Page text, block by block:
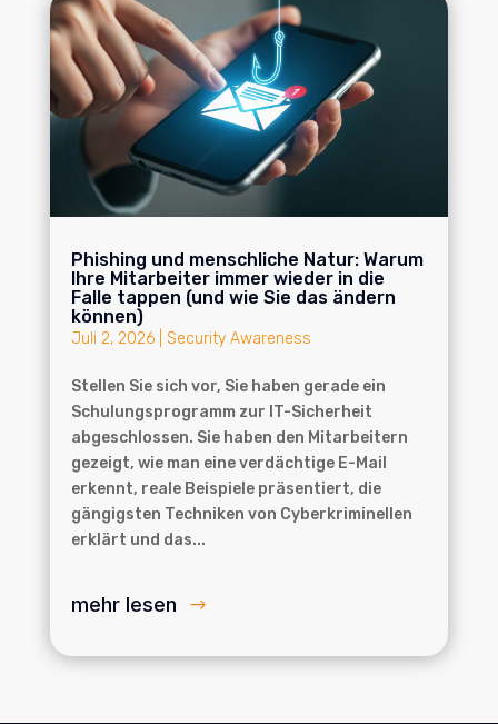
Phishing und menschliche Natur: Warum
Ihre Mitarbeiter immer wieder in die
Falle tappen (und wie Sie das ändern
können)
Juli 2, 2026| Security Awareness
Stellen Sie sich vor, Sie haben gerade ein
Schulungsprogramm zur IT-Sicherheit
abgeschlossen. Sie haben den Mitarbeitern
gezeigt, wie man eine verdächtige E-Mail
erkennt, reale Beispiele präsentiert, die
gängigsten Techniken von Cyberkriminellen
erklärt und das...
mehr lesen